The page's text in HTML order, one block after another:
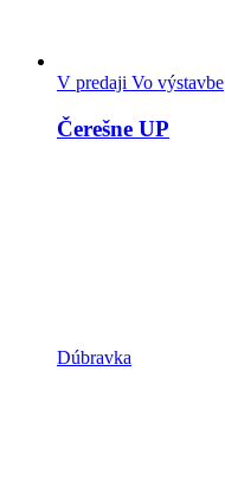
V predaji Vo výstavbe
Čerešne UP
Dúbravka